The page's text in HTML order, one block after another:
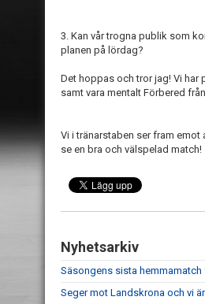
3. Kan vår trogna publik som
planen på lördag?
Det hoppas och tror jag! Vi har
samt vara mentalt Förbered
Vi i tränarstaben ser fram
se en bra och välspelad match!
Nyhetsarkiv
Säsongens sista hemmamatch
Seger mot Landskrona och vi